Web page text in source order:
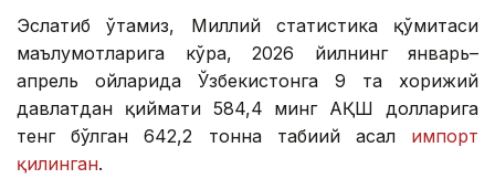
Эслатиб ўтамиз, Миллий статистика қўмитаси
маълумотларига кўра, 2026 йилнинг январь–
апрель ойларида Ўзбекистонга 9 та хорижий
давлатдан қиймати 584,4 минг АҚШ долларига
тенг бўлган 642,2 тонна табиий асал импорт
қилинган.